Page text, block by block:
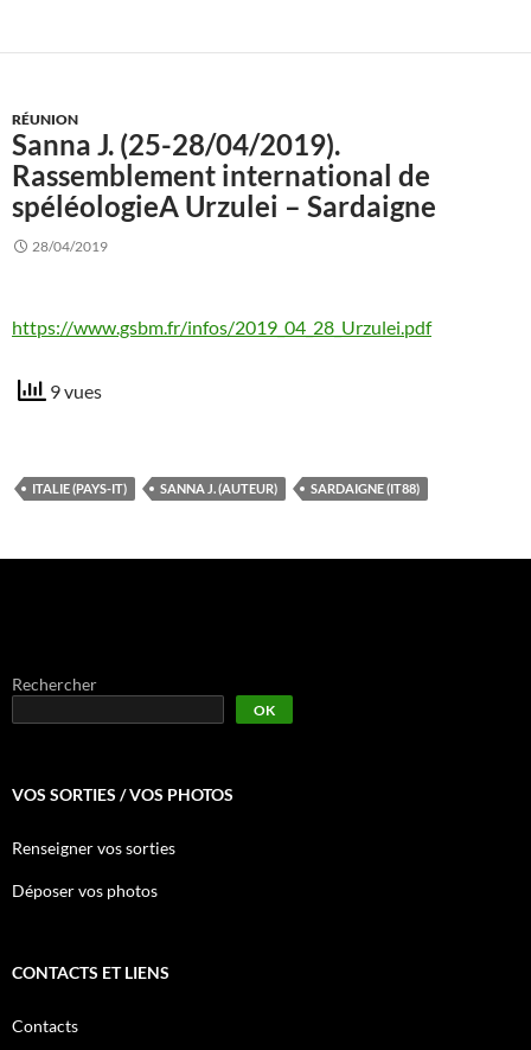
RÉUNION
Sanna J. (25-28/04/2019).
Rassemblement international de
spéléologieA Urzulei – Sardaigne
28/04/2019
https://www.gsbm.fr/infos/2019_04_28_Urzulei.pdf
9 vues
ITALIE (PAYS-IT) SANNA J. (AUTEUR) SARDAIGNE (IT88)
Rechercher
OK
VOS SORTIES / VOS PHOTOS
Renseigner vos sorties
Déposer vos photos
CONTACTS ET LIENS
Contacts